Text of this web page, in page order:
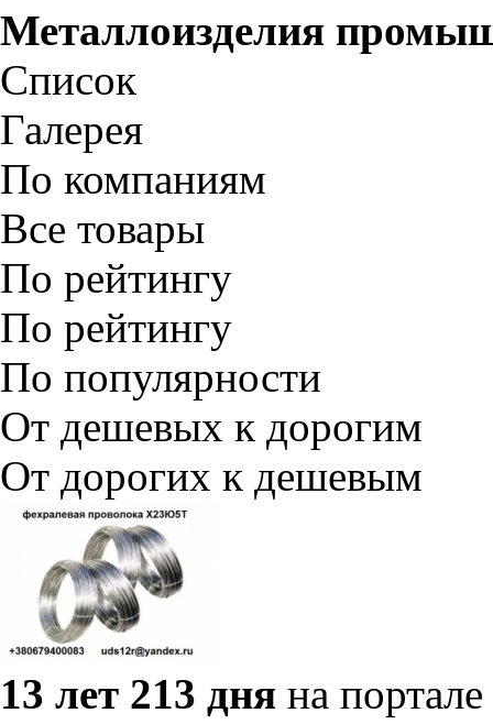
Металлоизделия
Список
Галерея
По компаниям
Все товары
По рейтингу
По рейтингу
По популярности
От дешевых к дорогим
От дорогих к дешевым
13 лет 213 дня на портале